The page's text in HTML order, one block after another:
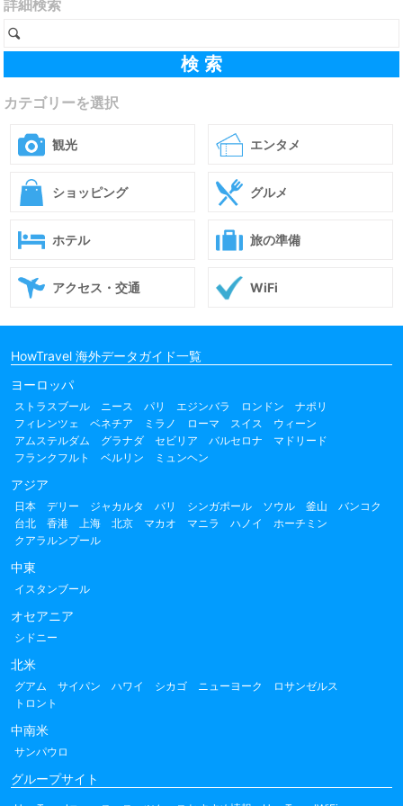
詳細検索
カテゴリーを選択
観光 エンタメ
ショッピング グルメ
ホテル 旅の準備
アクセス・交通 WiFi
HowTravel 海外データガイド一覧
ヨーロッパ
ストラスブール ニース パリ エジンバラ ロンドン
ナポリ
フィレンツェ
ベネチア ミラノ ローマ スイス
ウィーン
アムステルダム
グラナダ セビリア バルセロナ
マドリード
フランクフルト
ベルリン ミュンヘン
アジア
日本 デリー ジャカルタ バリ シンガポール ソウル 釜山
バンコク
台北
香港 上海 北京 マカオ マニラ ハノイ
ホーチミン
クアラルンプール
中東
イスタンブール
オセアニア
シドニー
北米
グアム サイパン ハワイ シカゴ ニューヨーク
ロサンゼルス
トロント
中南米
サンパウロ
グループサイト